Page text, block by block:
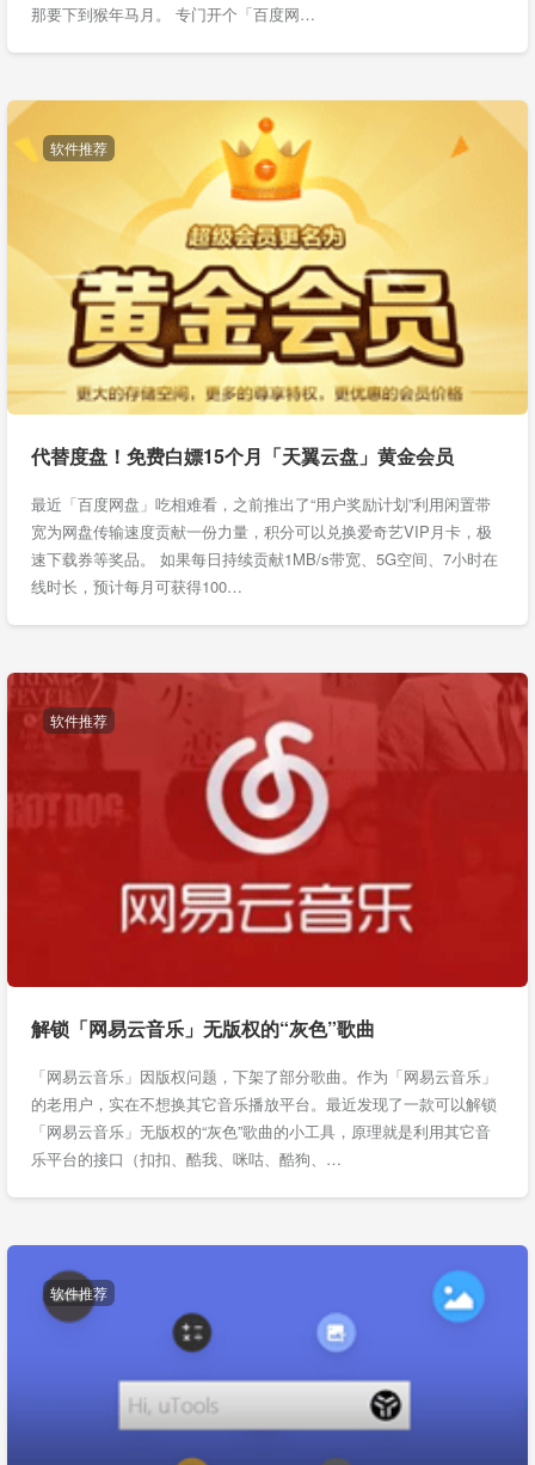
那要下到猴年马月。 专门开个「百度网…
软件推荐
代替度盘！免费白嫖15个月「天翼云盘」黄金会员
最近「百度网盘」吃相难看，之前推出了“用户奖励计划”利用闲置带
宽为网盘传输速度贡献一份力量，积分可以兑换爱奇艺VIP月卡，极
速下载券等奖品。 如果每日持续贡献1MB/s带宽、5G空间、7小时在
线时长，预计每月可获得100…
软件推荐
解锁「网易云音乐」无版权的“灰色”歌曲
「网易云音乐」因版权问题，下架了部分歌曲。作为「网易云音乐」
的老用户，实在不想换其它音乐播放平台。最近发现了一款可以解锁
「网易云音乐」无版权的“灰色”歌曲的小工具，原理就是利用其它音
乐平台的接口（扣扣、酷我、咪咕、酷狗、…
软件推荐